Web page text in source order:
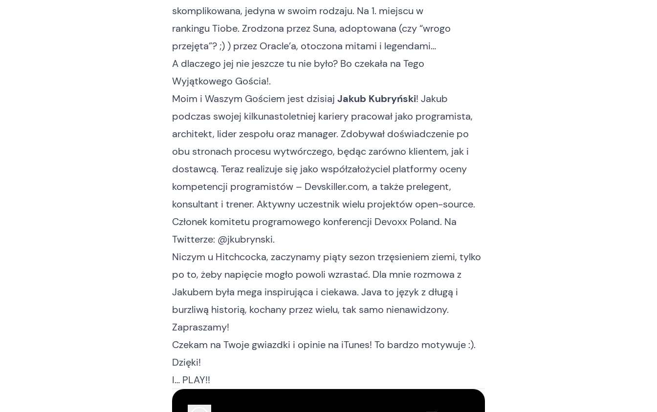
skomplikowana, jedyna w swoim rodzaju. Na 1. miejscu w
rankingu Tiobe. Zrodzona przez Suna, adoptowana (czy “wrogo
przejęta”? ;) ) przez Oracle’a, otoczona mitami i legendami…
A dlaczego jej nie jeszcze tu nie było? Bo czekała na Tego
Wyjątkowego Gościa!.
Moim i Waszym Gościem jest dzisiaj Jakub Kubryński! Jakub
podczas swojej kilkunastoletniej kariery pracował jako programista,
architekt, lider zespołu oraz manager. Zdobywał doświadczenie po
obu stronach procesu wytwórczego, będąc zarówno klientem, jak i
dostawcą. Teraz realizuje się jako współzałożyciel platformy oceny
kompetencji programistów – Devskiller.com, a także prelegent,
konsultant i trener. Aktywny uczestnik wielu projektów open-source.
Członek komitetu programowego konferencji Devoxx Poland. Na
Twitterze: @jkubrynski.
Niczym u Hitchcocka, zaczynamy piąty sezon trzęsieniem ziemi, tylko
po to, żeby napięcie mogło powoli wzrastać. Dla mnie rozmowa z
Jakubem była mega inspirująca i ciekawa. Java to język z długą i
burzliwą historią, kochany przez wielu, tak samo nienawidzony.
Zapraszamy!
Czekam na Twoje gwiazdki i opinie na iTunes! To bardzo motywuje :).
Dzięki!
I… PLAY!!